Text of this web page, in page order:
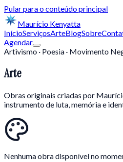
Pular para o conteúdo principal
Maurício Kenyatta
InícioServiçosArteBlogSobre
Agendar
Artivismo · Poesia · Movimento
Arte
Obras originais criadas por
instrumento de luta, memória e
Nenhuma obra disponível no